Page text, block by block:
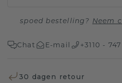
spoed bestelling? Neem
Chat E-mail +3110 -
30 dagen retour